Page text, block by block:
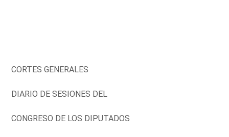
CORTES GENERALES
DIARIO DE SESIONES DEL
CONGRESO DE LOS DIPUTADOS